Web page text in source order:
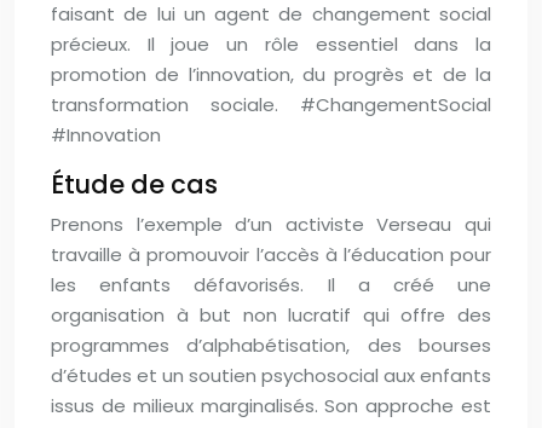
faisant de lui un agent de changement social
précieux. Il joue un rôle essentiel dans la
promotion de l’innovation, du progrès et de la
transformation sociale. #ChangementSocial
#Innovation
Étude de cas
Prenons l’exemple d’un activiste Verseau qui
travaille à promouvoir l’accès à l’éducation pour
les enfants défavorisés. Il a créé une
organisation à but non lucratif qui offre des
programmes d’alphabétisation, des bourses
d’études et un soutien psychosocial aux enfants
issus de milieux marginalisés. Son approche est